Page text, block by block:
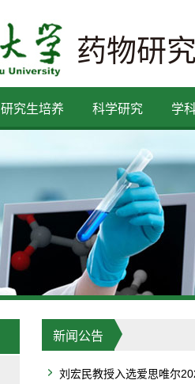
药物研
研究生培养 科学研究 学
新闻公告
刘宏民教授入选爱思唯尔